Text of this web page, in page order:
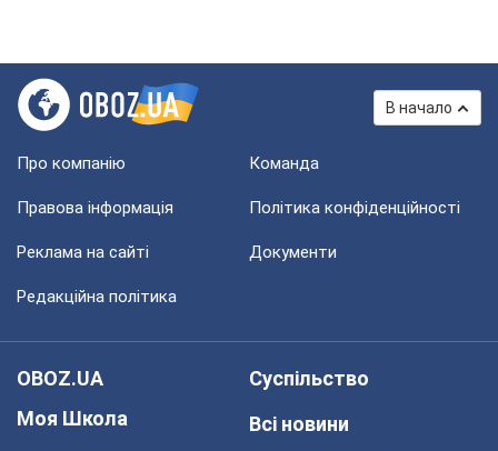
В начало
Про компанію Команда
Правова інформація Політика конфіденційності
Реклама на сайті Документи
Редакційна політика
OBOZ.UA
Моя Школа
Суспільство
Всі новини